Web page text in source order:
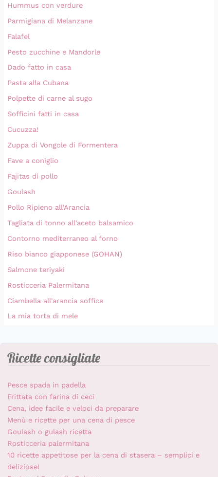
Hummus con verdure
Parmigiana di Melanzane
Falafel
Pesto zucchine e Mandorle
Dado fatto in casa
Pasta alla Cubana
Polpette di carne al sugo
Sofficini fatti in casa
Cucuzza!
Zuppa di Vongole di Formentera
Fave a coniglio
Fajitas di pollo
Goulash
Pollo Ripieno all'Arancia
Tagliata di tonno all'aceto balsamico
Contorno mediterraneo al forno
Riso bianco giapponese (GOHAN)
Salmone teriyaki
Rosticceria Palermitana
Ciambella all'arancia soffice
La mia torta di mele
Ricette consigliate
Pesce spada in padella
Frittata con farina di ceci
Cena, idee facile e veloci da preparare
Menù e ricette per una cena di pesce
Goulash o gulash ricetta
Rosticceria palermitana
10 ricette appetitose per la cena di stasera – semplici e
deliziose!